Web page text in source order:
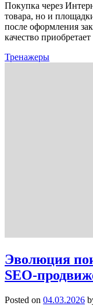
Покупка через
товара, но и
после оформления
качество
Тренажеры
Эволюция
SEO-
Posted on 04.03.2026